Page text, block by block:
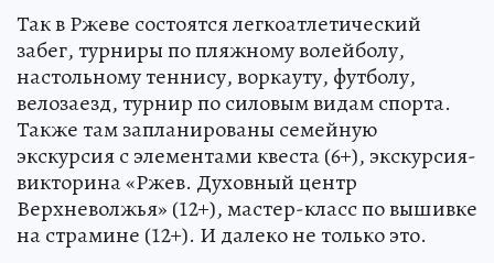
Так в Ржеве состоятся легкоатлетический
забег, турниры по пляжному волейболу,
настольному теннису, воркауту, футболу,
велозаезд, турнир по силовым видам спорта.
Также там запланированы семейную
экскурсия с элементами квеста (6+), экскурсия-
викторина «Ржев. Духовный центр
Верхневолжья» (12+), мастер-класс по вышивке
на страмине (12+). И далеко не только это.